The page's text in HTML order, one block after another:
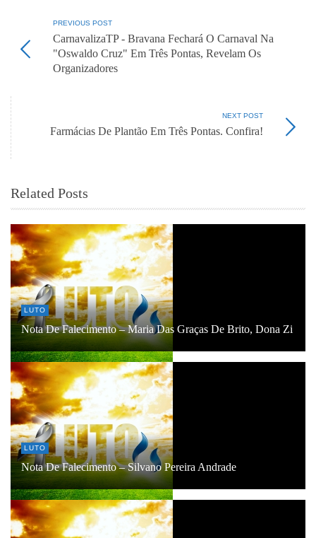
PREVIOUS POST
CarnavalizaTP - Bravana Fechará O Carnaval Na
"Oswaldo Cruz" Em Três Pontas, Revelam Os
Organizadores
NEXT POST
Farmácias De Plantão Em Três Pontas. Confira!
Related Posts
LUTO
Nota De Falecimento – Maria Das Graças De Brito, Dona Zi
LUTO
Nota De Falecimento – Silvano Pereira Andrade